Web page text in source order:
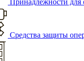
Принадлежности для
Средства защиты